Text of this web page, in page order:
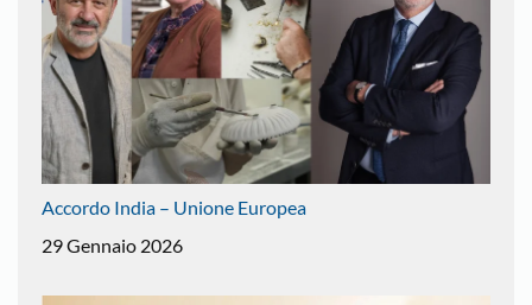
Accordo India – Unione Europea
29 Gennaio 2026